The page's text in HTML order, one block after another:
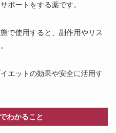
ポートをする薬です。
で使用すると、副作用やリス
エットの効果や安全に活用す
わかること